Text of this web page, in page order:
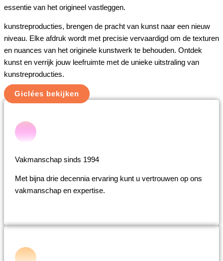
essentie van het origineel vastleggen.
kunstreproducties, brengen de pracht van kunst naar een nieuw
niveau. Elke afdruk wordt met precisie vervaardigd om de texturen
en nuances van het originele kunstwerk te behouden. Ontdek
kunst en verrijk jouw leefruimte met de unieke uitstraling van
kunstreproducties.
Giclées bekijken
Vakmanschap sinds 1994
Met bijna drie decennia ervaring kunt u vertrouwen op ons
vakmanschap en expertise.